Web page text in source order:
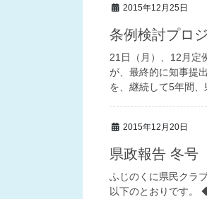
2015年12月25日
条例検討プロ
21日（月）、12月定
が、最終的に知事提
を、継続して5年間
2015年12月20日
県政報告 冬号
ふじのくに県民クラ
以下のとおりです。